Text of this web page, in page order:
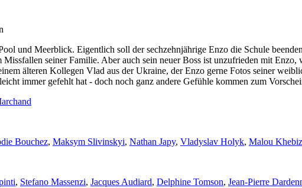
und Meerblick. Eigentlich soll der sechzehnjährige Enzo die Schule
seiner Familie. Aber auch sein neuer Boss ist unzufrieden mit
älteren Kollegen Vlad aus der Ukraine, der Enzo gerne Fotos seiner
immer gefehlt hat - doch noch ganz andere Gefühle kommen zum
Bouchez, Maksym Slivinskyi, Nathan Japy, Vladyslav Holyk, Malou
, Stefano Massenzi, Jacques Audiard, Delphine Tomson, Jean-Pierre